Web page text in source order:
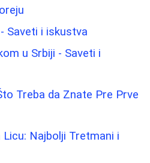
Saveti i iskustva
u Srbiji - Saveti i
Treba da Znate Pre Prve
Najbolji Tretmani i